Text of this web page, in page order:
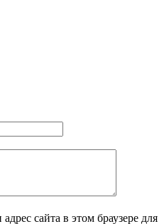
сайта в этом браузере для